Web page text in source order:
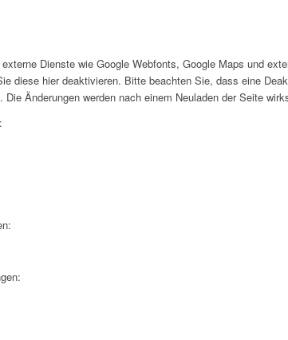
Dienste wie Google Webfonts, Google Maps und
diese hier deaktivieren. Bitte beachten Sie, dass eine
Änderungen werden nach einem Neuladen der Seite